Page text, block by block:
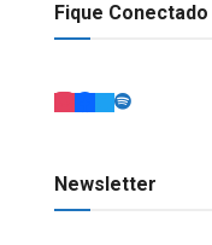
Fique Conectado
Newsletter